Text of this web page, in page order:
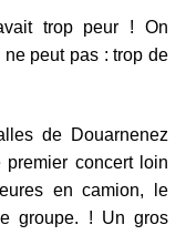
trop peur ! On
peut pas : trop de
de Douarnenez
concert loin
en camion, le
groupe. ! Un gros